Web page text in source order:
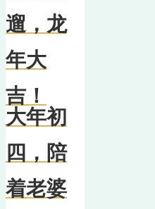
遛，龙
年大
吉！
大年初
四，陪
着老婆